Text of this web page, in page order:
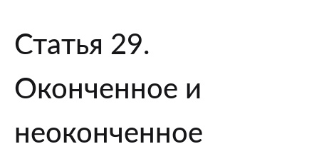
Комментарий
к
29
и
Статья 29.
Оконченное и
неоконченное